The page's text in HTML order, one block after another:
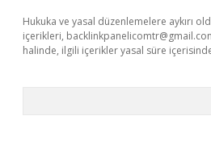
Hukuka ve yasal düzenlemelere aykırı
içerikleri,
halinde, ilgili içerikler yasal süre